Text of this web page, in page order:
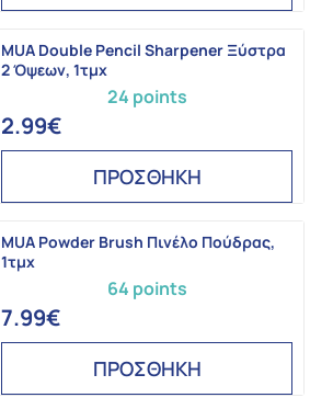
24 points
MUA Double Pencil Sharpener Ξύστρα
2 Όψεων, 1τμχ
2.99€
ΠΡΟΣΘΗΚΗ
64 points
MUA Powder Brush Πινέλο Πούδρας,
1τμχ
7.99€
ΠΡΟΣΘΗΚΗ